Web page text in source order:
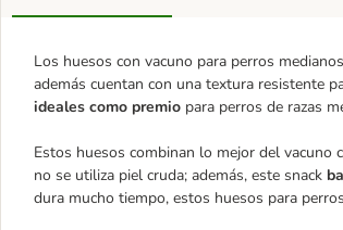
Los huesos con vacuno para perros
además cuentan con una textura resistente
ideales como premio para perros de razas
Estos huesos combinan lo mejor del vacuno
no se utiliza piel cruda; además, este snack
dura mucho tiempo, estos huesos para